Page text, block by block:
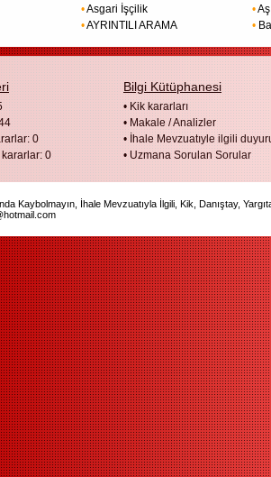
•Asgari İşçilik •
•AYRINTILI ARAMA •
Bilgi Kütüphanesi
0
0
•Kik kararları
•Makale / Analizler
•İhale Mevzuatıyle ilgili
•Uzmana Sorulan Sorular
Kaybolmayın, İhale Mevzuatıyla İlgili, Kik, Danıştay,